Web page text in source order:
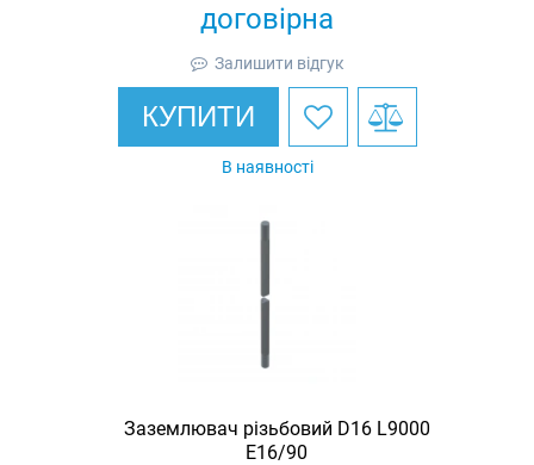
договірна
Залишити відгук
КУПИТИ
В наявності
Заземлювач різьбовий D16 L9000
E16/90